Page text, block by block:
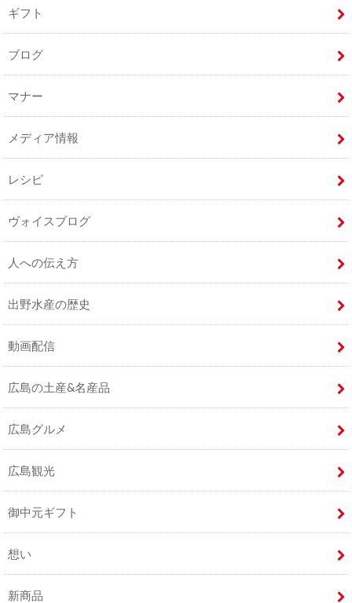
ギフト
ブログ
マナー
メディア情報
レシピ
ヴォイスブログ
人への伝え方
出野水産の歴史
動画配信
広島の土産&名産品
広島グルメ
広島観光
御中元ギフト
想い
新商品